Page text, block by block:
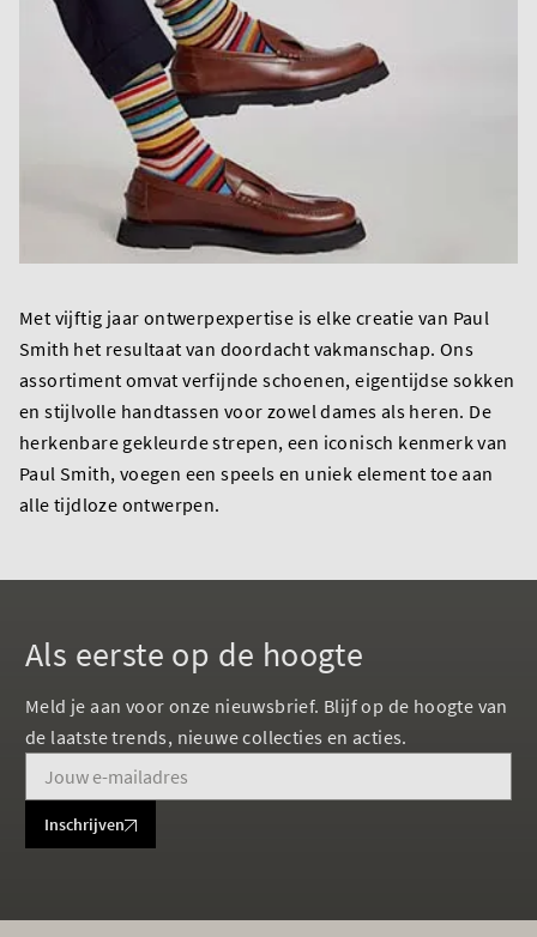
Met vijftig jaar ontwerpexpertise is elke creatie van Paul
Smith het resultaat van doordacht vakmanschap. Ons
assortiment omvat verfijnde schoenen, eigentijdse sokken
en stijlvolle handtassen voor zowel dames als heren. De
herkenbare gekleurde strepen, een iconisch kenmerk van
Paul Smith, voegen een speels en uniek element toe aan
alle tijdloze ontwerpen.
Als eerste op de hoogte
Meld je aan voor onze nieuwsbrief. Blijf op de hoogte van
de laatste trends, nieuwe collecties en acties.
Inschrijven